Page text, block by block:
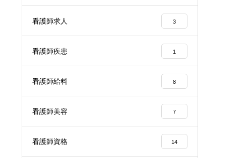
看護師求人 3
看護師疾患 1
看護師給料 8
看護師美容 7
看護師資格 14